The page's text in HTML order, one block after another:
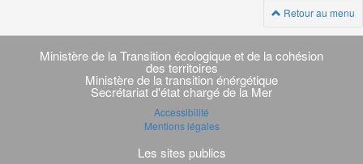
Retour au menu
Navigation
transverse
Ministère de la Transition écologique et de la cohésion
des territoires
Ministère de la transition énérgétique
Secrétariat d'état chargé de la Mer
Accessibilité
Mentions légales
Les sites publics